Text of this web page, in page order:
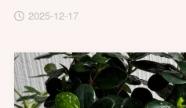
2025-12-17